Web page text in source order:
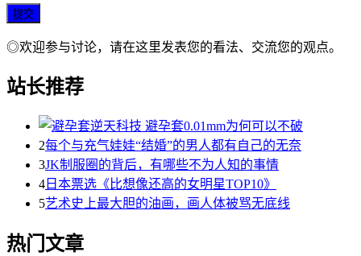
◎欢迎参与讨论，请在这里发表您的看法、交流您的观点。
站长推荐
2每个与充气娃娃“结婚”的男人都有自己的无奈
3JK制服圈的背后，有哪些不为人知的事情
4 日本票选《比想像还高的女明星TOP10》
5艺术史上最大胆的油画，画人体被骂无底线
热门文章